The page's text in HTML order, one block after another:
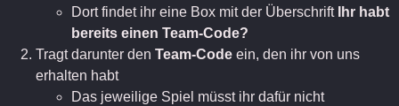
Dort findet ihr eine Box mit der Überschrift Ihr habt
bereits einen Team-Code?
Tragt darunter den Team-Code ein, den ihr von uns
erhalten habt
Das jeweilige Spiel müsst ihr dafür nicht